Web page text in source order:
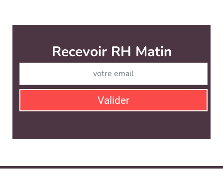
RH Matin est édité par
QUI SOMMES-NOUS ?